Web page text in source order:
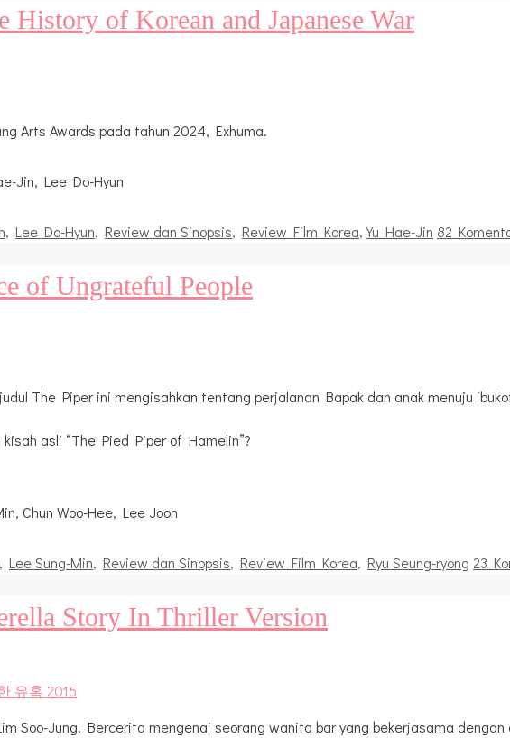
History of Korean and Japanese War
Arts Awards pada tahun 2024, Exhuma.
Jin, Lee Do-Hyun
, Lee Do-Hyun, Review dan Sinopsis, Review Film Korea,Yu Hae-Jin 82
of Ungrateful People
The Piper ini mengisahkan tentang perjalanan Bapak dan anak menuju
asli “The Pied Piper of Hamelin”?
Chun Woo-Hee, Lee Joon
, Lee Sung-Min, Review dan Sinopsis, Review Film Korea, Ryu Seung-ryong 23
Story In Thriller Version
Soo-Jung. Bercerita mengenai seorang wanita bar yang bekerjasama